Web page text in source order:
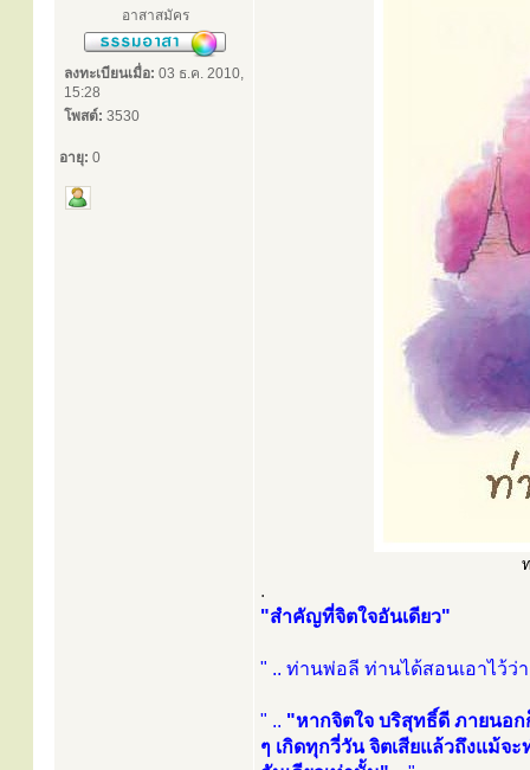
อาสาสมัคร
ลงทะเบียนเมื่อ: 03 ธ.ค. 2010,
15:28
โพสต์: 3530
อายุ: 0
.
"สำคัญที่จิตใจอันเดียว"
" .. ท่านพ่อลี ท่านได้สอนเอาไว้ว่า
" .. "หากจิตใจ บริสุทธิ์ดี ภายนอก
ๆ เกิดทุกวี่วัน จิตเสียแล้วถึงแม้จ